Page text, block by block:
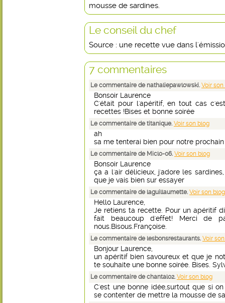
mousse de sardines.
Le conseil du chef
Source : une recette vue dans
7 commentaires
Le commentaire de nathaliepawlowski. Voir
Bonsoir Laurence
C'était pour l'apéritif, en tout cas
recettes !Bises et bonne soirée
Le commentaire de titanique. Voir son blog
ah
sa me tenterai bien pour notre prochain
Le commentaire de Miclo-06. Voir son blog
Bonsoir Laurence
ça a l'air délicieux, j'adore les
que je vais bien sur essayer
Le commentaire de laguillaumette. Voir son blog
Hello Laurence,
Je retiens ta recette. Pour un apéritif
fait beaucoup d'effet! Merci de
nous.Bisous.Françoise.
Le commentaire de lesbonsrestaurants. Voir
Bonjour Laurence,
un apéritif bien savoureux et que je
te souhaite une bonne soirée. Bises.
Le commentaire de chantal02. Voir son blog
C'est une bonne idée,surtout que si
se contenter de mettre la mousse de